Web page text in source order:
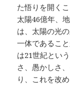
た悟りを開く
太陽46億年、
は、太陽の光
一体であるこ
は21世紀とい
さ、愚かしさ
り、これを改